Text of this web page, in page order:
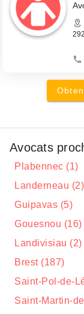
Avocats
Plabennec (1)
Landerneau (2)
Guipavas (5)
Gouesnou (16)
Landivisiau (2)
Brest (187)
Saint-Pol-de-
Saint-Martin-